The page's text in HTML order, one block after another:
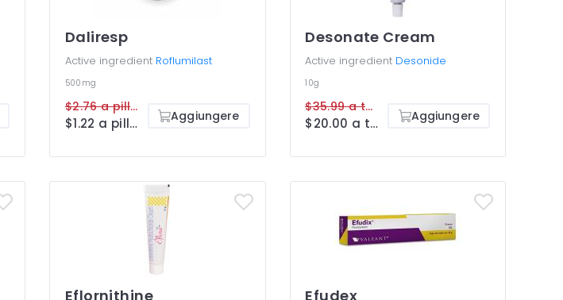
Daliresp
Active ingredient Roflumilast
500mg
$2.76 a pillola
$1.22 a pillola Aggiungere
Desonate Cream
Active ingredient Desonide
10g
$35.99 a tube
$20.00 a tube Aggiungere
Eflornithine Efudex